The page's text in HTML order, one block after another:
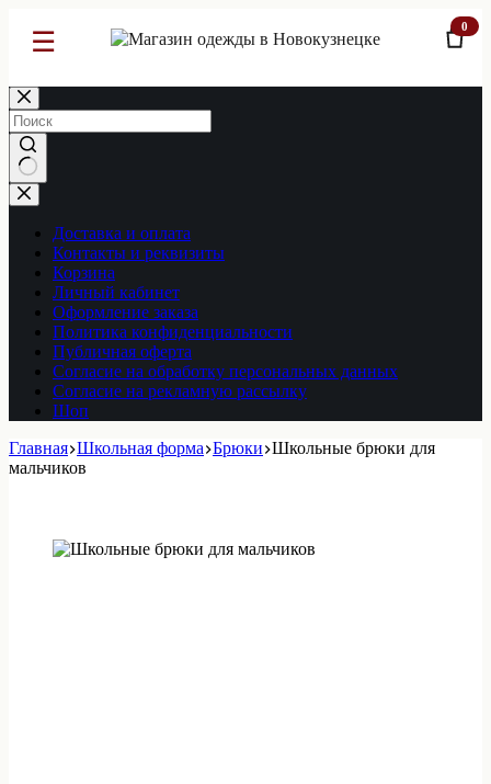
☰ 0
Перейти
к
сути
Ничего
не
найденоДоставка и оплата
Контакты и реквизиты
Корзина
Личный кабинет
Оформление заказа
Политика конфиденциальности
Публичная оферта
Согласие на обработку персональных данных
Согласие на рекламную рассылку
Шоп
Главная Школьная форма Брюки Школьные брюки для
мальчиков